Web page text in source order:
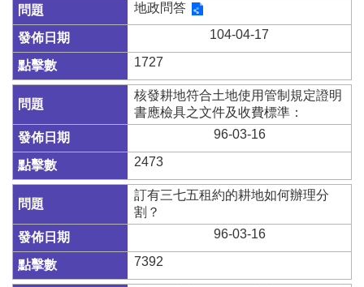
便
民
服
務
意
交
流
下
專
區
主
題
地政問答
104-04-17
1727
核發耕地符合土地使用管制規定證明
書應檢具之文件及收費標準：
96-03-16
2473
訂有三七五租約的耕地如何辦理分
割？
96-03-16
7392